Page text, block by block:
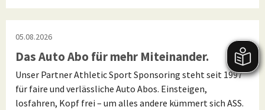
05.08.2026
Das Auto Abo für mehr Miteinander.
Unser Partner Athletic Sport Sponsoring steht seit 1997
für faire und verlässliche Auto Abos. Einsteigen,
losfahren, Kopf frei – um alles andere kümmert sich ASS.